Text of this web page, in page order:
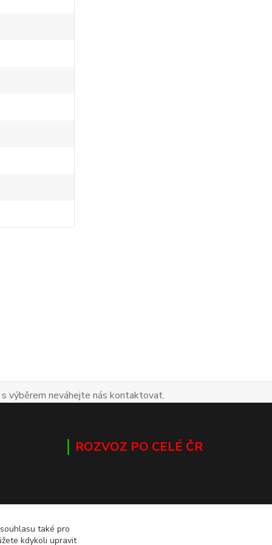
výběrem neváhejte nás kontaktovat.
ROZVOZ PO CELÉ ČR
také pro
kdykoli upravit